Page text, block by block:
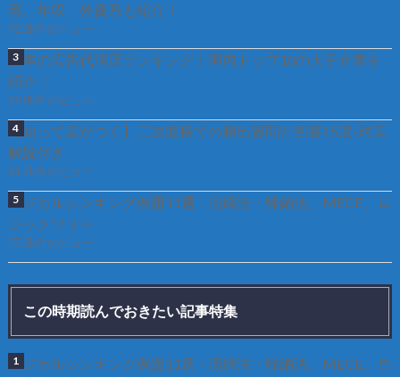
容、年収、外資系も紹介！
92.2k件のビュー
日本の広告代理店ランキング！国内トップ10の大手企業を
紹介！
85.8k件のビュー
【知って差がつく】二次面接での頻出質問と回答15選-対策
解説付き
81.7k件のビュー
ロジカルシンキング例題11選 – 演繹法・帰納法、MECE、ロ
ジックツリー
77.5k件のビュー
この時期読んでおきたい記事特集
ロジカルシンキング例題11選 – 演繹法・帰納法、MECE、ロ